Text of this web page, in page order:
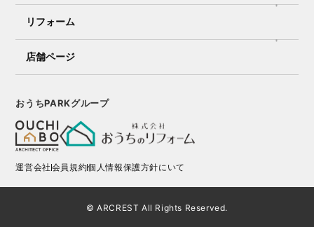
リフォーム
店舗ページ
おうちPARKグループ
運営会社会員規約個人情報保護方針にいて
© ARCREST All Rights Reserved.